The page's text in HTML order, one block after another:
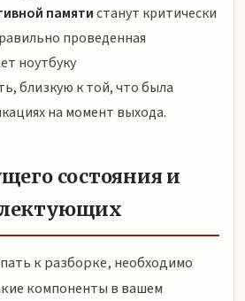
памятистанут критически
проведенная
ноутбуку
близкую к той, что была
на момент выхода.
состояния и
к разборке, необходимо
компоненты в вашем